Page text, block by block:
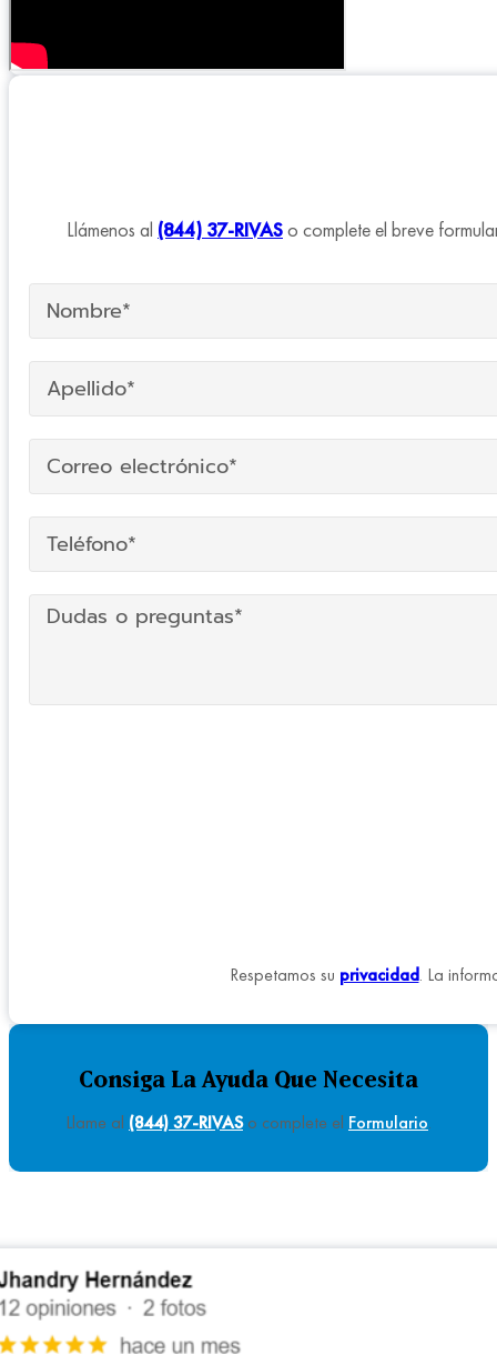
Llámenos al (844) 37-RIVASo complete el breve
Respetamos su privacidad. La
Consiga La Ayuda Que Necesita
Llame al (844) 37-RIVASo complete el Formulario.